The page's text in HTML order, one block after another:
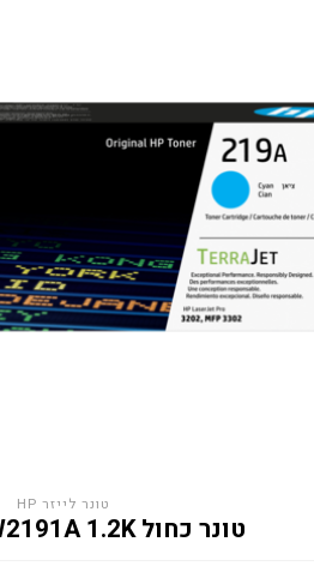
טונר לייזר HP
טונר כחול HP 219A W2191A 1.2K